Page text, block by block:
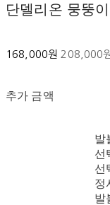
단델리온 뭉뚱
168,000원 208,000원
추가 금액
발
선
선
정
발